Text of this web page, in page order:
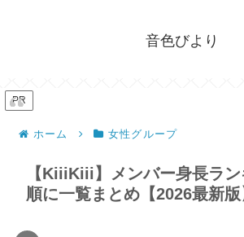
音色びより
PR
ホーム 女性グループ
【KiiiKiii】メンバー身長ラ
順に一覧まとめ【2026最新版